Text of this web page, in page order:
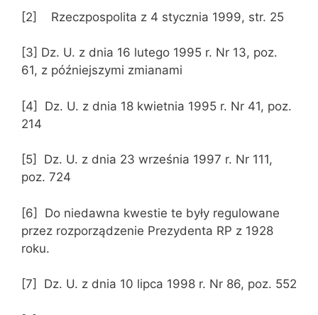
[2] Rzeczpospolita z 4 stycznia 1999, str. 25
[3] Dz. U. z dnia 16 lutego 1995 r. Nr 13, poz.
61, z późniejszymi zmianami
[4] Dz. U. z dnia 18 kwietnia 1995 r. Nr 41, poz.
214
[5] Dz. U. z dnia 23 września 1997 r. Nr 111,
poz. 724
[6] Do niedawna kwestie te były regulowane
przez rozporządzenie Prezydenta RP z 1928
roku.
[7] Dz. U. z dnia 10 lipca 1998 r. Nr 86, poz. 552